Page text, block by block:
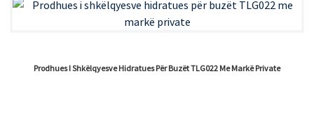
Prodhues I Shkëlqyesve Hidratues Për Buzët TLG022 Me Markë Private